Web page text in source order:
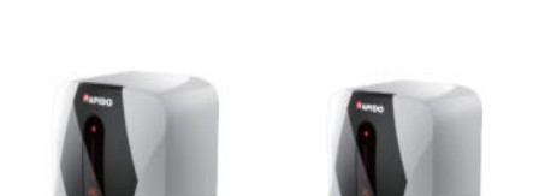
Bình nóng lạnh OLYMPIC Phụ kiện bình nóng lạnh
Máy nước nóng Heat
Pump
Bình nóng lạnh 40l
Bình nóng lạnh 50l